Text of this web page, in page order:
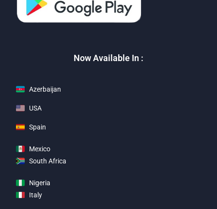
Now Available In :
Azerbaijan
USA
Spain
Mexico
South Africa
Nigeria
Italy